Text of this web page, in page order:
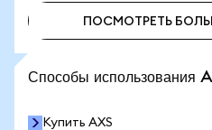
ПОСМОТРЕТЬ
Способы
Купить AXS